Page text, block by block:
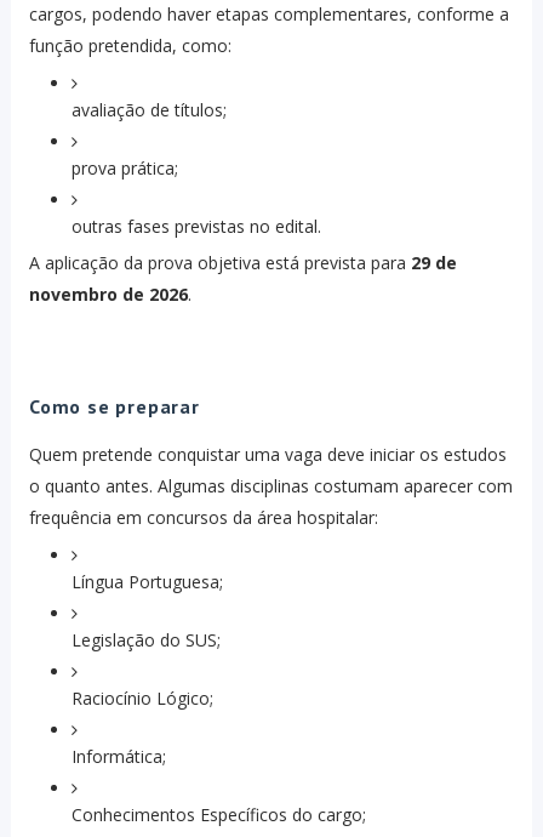
cargos, podendo haver etapas complementares, conforme a
função pretendida, como:
avaliação de títulos;
prova prática;
outras fases previstas no edital.
A aplicação da prova objetiva está prevista para 29 de
novembro de 2026.
Como se preparar
Quem pretende conquistar uma vaga deve iniciar os estudos
o quanto antes. Algumas disciplinas costumam aparecer com
frequência em concursos da área hospitalar:
Língua Portuguesa;
Legislação do SUS;
Raciocínio Lógico;
Informática;
Conhecimentos Específicos do cargo;